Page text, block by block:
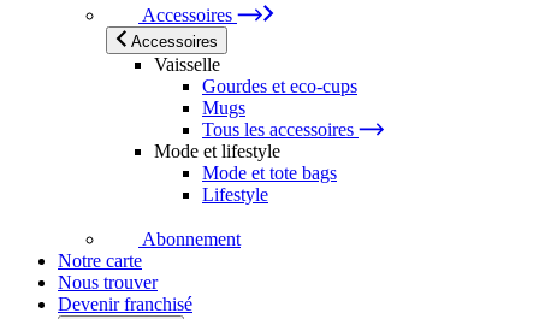
Accessoires
Accessoires
Vaisselle
Gourdes et eco-cups
Mugs
Tous les accessoires
Mode et lifestyle
Mode et tote bags
Lifestyle
Abonnement
Notre carte
Nous trouver
Devenir franchisé